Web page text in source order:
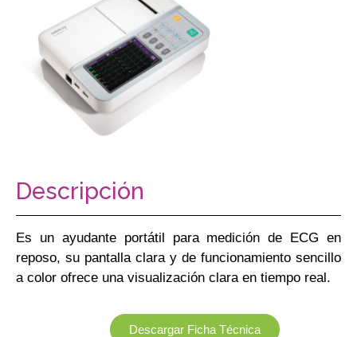
Descripción
Es un ayudante portátil para medición de ECG en
reposo, su pantalla clara y de funcionamiento sencillo
a color ofrece una visualización clara en tiempo real.
Descargar Ficha Técnica